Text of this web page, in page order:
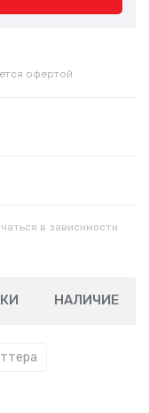
офертой
в зависимости
НАЛИЧИЕ